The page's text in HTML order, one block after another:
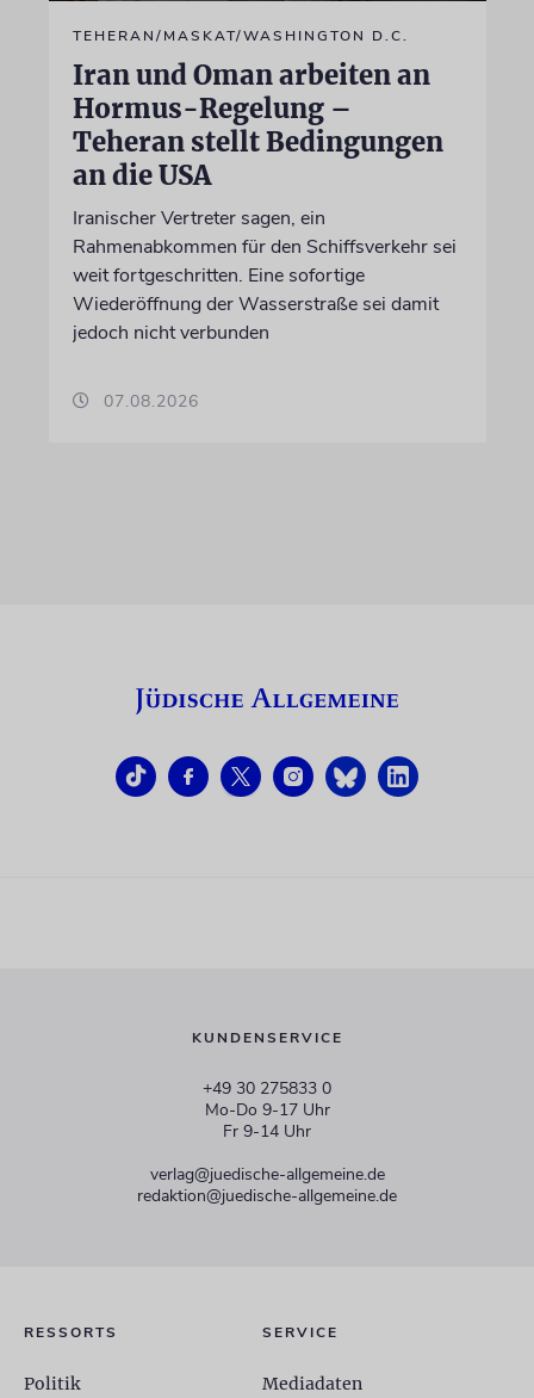
TEHERAN/MASKAT/WASHINGTON D.C.
Iran und Oman arbeiten an
Hormus-Regelung –
Teheran stellt Bedingungen
an die USA
Iranischer Vertreter sagen, ein
Rahmenabkommen für den Schiffsverkehr sei
weit fortgeschritten. Eine sofortige
Wiederöffnung der Wasserstraße sei damit
jedoch nicht verbunden
07.08.2026
KUNDENSERVICE
+49 30 275833 0
Mo-Do 9-17 Uhr
Fr 9-14 Uhr
verlag@juedische-allgemeine.de
redaktion@juedische-allgemeine.de
RESSORTS
Politik
SERVICE
Mediadaten